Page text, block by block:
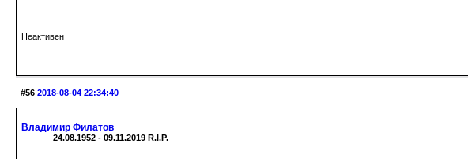
Неактивен
#56 2018-08-04 22:34:40
Владимир Филатов
24.08.1952 - 09.11.2019 R.I.P.